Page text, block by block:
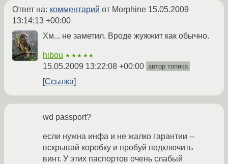
Ответ на: комментарий от Morphine 15.05.2009
13:14:13 +00:00
Хм... не заметил. Вроде жужжит как обычно.
hibou ★★★★★
15.05.2009 13:22:08 +00:00 автор топика
Ссылка
wd passport?
если нужна инфа и не жалко гарантии --
вскрывай коробку и пробуй подключить
винт. У этих паспортов очень слабый